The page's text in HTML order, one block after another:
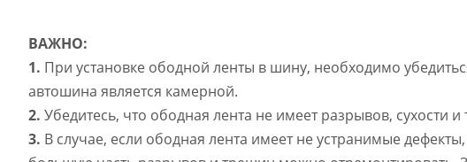
ВАЖНО:
1. При установке ободной ленты в шину, необходимо
автошина является камерной.
2. Убедитесь, что ободная лента не имеет разрывов, сухости
3. В случае, если ободная лента имеет не устранимые